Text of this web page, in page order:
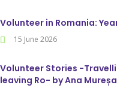
Volunteer in Romania:
15 June 2026
Volunteer Stories -
leaving Ro- by Ana